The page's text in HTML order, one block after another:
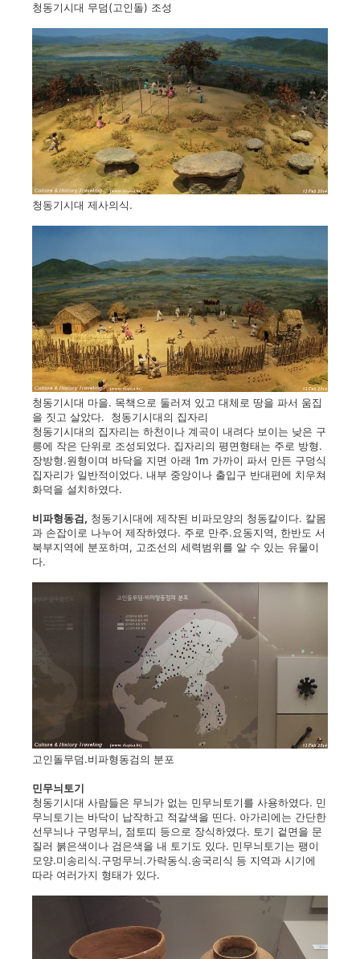
청동기시대 무덤(고인돌) 조성
청동기시대 제사의식.
청동기시대 마을. 목책으로 둘러져 있고 대체로 땅을 파서 움집
을 짓고 살았다. 청동기시대의 집자리
청동기시대의 집자리는 하천이나 계곡이 내려다 보이는 낮은 구
릉에 작은 단위로 조성되었다. 집자리의 평면형태는 주로 방형.
장방형.원형이며 바닥을 지면 아래 1m 가까이 파서 만든 구덩식
집자리가 일반적이었다. 내부 중앙이나 출입구 반대편에 치우쳐
화덕을 설치하였다.
비파형동검, 청동기시대에 제작된 비파모양의 청동칼이다. 칼몸
과 손잡이로 나누어 제작하였다. 주로 만주.요동지역, 한반도 서
북부지역에 분포하며, 고조선의 세력범위를 알 수 있는 유물이
다.
고인돌무덤.비파형동검의 분포
민무늬토기
청동기시대 사람들은 무늬가 없는 민무늬토기를 사용하였다. 민
무늬토기는 바닥이 납작하고 적갈색을 띤다. 아가리에는 간단한
선무늬나 구멍무늬, 점토띠 등으로 장식하였다. 토기 겉면을 문
질러 붉은색이나 검은색을 내 토기도 있다. 민무늬토기는 팽이
모양.미송리식.구멍무늬.가락동식.송국리식 등 지역과 시기에
따라 여러가지 형태가 있다.